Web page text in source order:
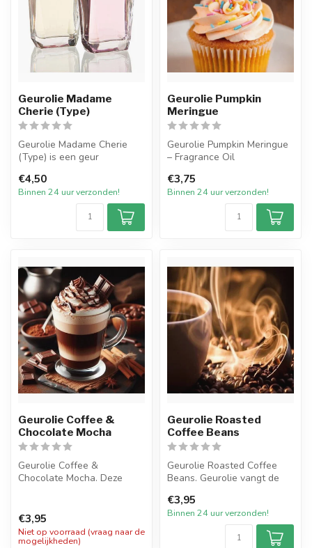
Geurolie Madame
Cherie (Type)
Geurolie Madame Cherie
(Type) is een geur
welbekende ...
€4,50
Binnen 24 uur verzonden!
Geurolie Pumpkin
Meringue
Geurolie Pumpkin Meringue
– Fragrance Oil
Geniet van de heerlijke geur
van Pu...
€3,75
Binnen 24 uur verzonden!
Geurolie Coffee &
Chocolate Mocha
Geurolie Coffee &
Chocolate Mocha. Deze
€3,95
Niet op voorraad (vraag naar de
mogelijkheden)
Geurolie Roasted
Coffee Beans
Geurolie Roasted Coffee
Beans. Geurolie vangt de
vers ge...
€3,95
Binnen 24 uur verzonden!